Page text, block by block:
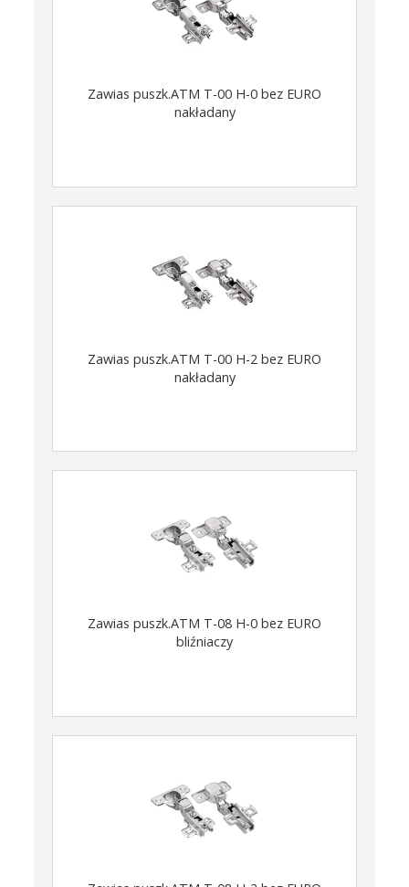
Zawias puszk.ATM T-00 H-0 bez EURO
nakładany
Zawias puszk.ATM T-00 H-2 bez EURO
nakładany
Zawias puszk.ATM T-08 H-0 bez EURO
bliźniaczy